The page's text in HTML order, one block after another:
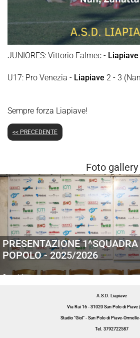
JUNIORES: Vittorio Falmec - Liapiave
U17: Pro Venezia - Liapiave 2 - 3
Sempre forza Liapiave!
<< PRECEDENTE
Foto gallery
PRESENTAZIONE
POPOLO - 2025/2026
Generiche
A.S.D. Liapiave
Via Rai 16 - 31020 San Polo di Piave
Stadio "Giol" - San Polo di Piave-
Tel. 3792722587